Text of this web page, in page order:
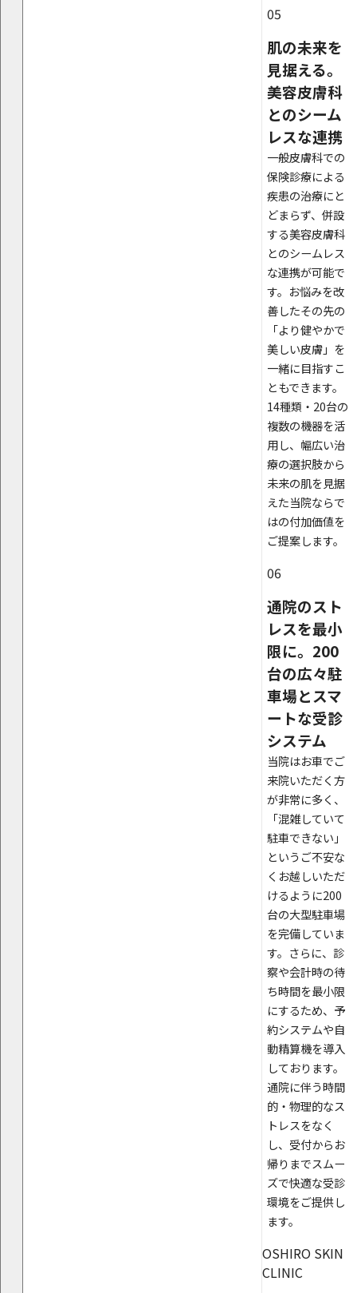
05
肌の未来を
見据える。
美容皮膚科
とのシーム
レスな連携
一般皮膚科での
保険診療による
疾患の治療にと
どまらず、併設
する美容皮膚科
とのシームレス
な連携が可能で
す。お悩みを改
善したその先の
「より健やかで
美しい皮膚」を
一緒に目指すこ
ともできます。
14種類・20台の
複数の機器を活
用し、幅広い治
療の選択肢から
未来の肌を見据
えた当院ならで
はの付加価値を
ご提案します。
06
通院のスト
レスを最小
限に。200
台の広々駐
車場とスマ
ートな受診
システム
当院はお車でご
来院いただく方
が非常に多く、
「混雑していて
駐車できない」
というご不安な
くお越しいただ
けるように200
台の大型駐車場
を完備していま
す。さらに、診
察や会計時の待
ち時間を最小限
にするため、予
約システムや自
動精算機を導入
しております。
通院に伴う時間
的・物理的なス
トレスをなく
し、受付からお
帰りまでスムー
ズで快適な受診
環境をご提供し
ます。
OSHIRO SKIN
CLINIC